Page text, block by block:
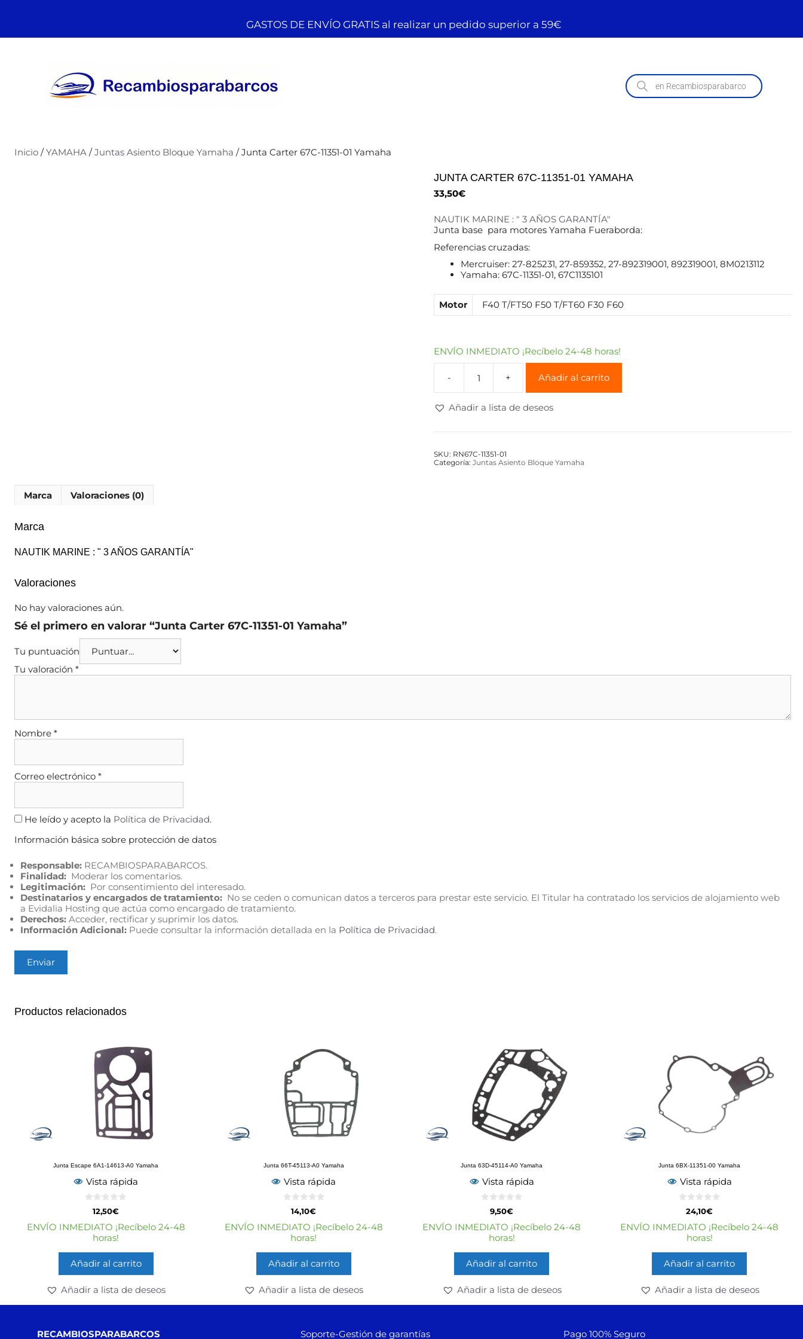
GASTOS DE ENVÍO GRATIS al realizar un pedido superior a 59€
Inicio /YAMAHA /Juntas Asiento Bloque Yamaha / Junta Carter 67C-11351-01 Yamaha
JUNTA CARTER 67C-11351-01 YAMAHA
33,50€
NAUTIK MARINE : " 3 AÑOS GARANTÍA"
Junta base para motores Yamaha Fueraborda:
Referencias cruzadas:
Mercruiser: 27-825231, 27-859352, 27-892319001, 892319001, 8M0213112
Yamaha: 67C-11351-01, 67C1135101
Motor F40 T/FT50 F50 T/FT60 F30 F60
ENVÍO INMEDIATO ¡Recíbelo 24-48 horas!
Añadir al carrito
Añadir a lista de deseos
SKU: RN67C-11351-01
Categoría: Juntas Asiento Bloque Yamaha
Marca Valoraciones (0)
Marca
NAUTIK MARINE : " 3 AÑOS GARANTÍA"
Valoraciones
No hay valoraciones aún.
Sé el primero en valorar “Junta Carter 67C-11351-01 Yamaha”
Tu puntuación
Tu valoración *
Nombre *
Correo electrónico *
He leído y acepto la Política de Privacidad.
Información básica sobre protección de datos
Responsable: RECAMBIOSPARABARCOS.
Finalidad: Moderar los comentarios.
Legitimación: Por consentimiento del interesado.
Destinatarios y encargados de tratamiento: No se ceden o comunican datos a terceros para prestar este servicio. El Titular ha contratado los servicios de alojamiento web
a Evidalia Hosting que actúa como encargado de tratamiento.
Derechos: Acceder, rectificar y suprimir los datos.
Información Adicional: Puede consultar la información detallada en la Política de Privacidad.
Productos relacionados
Junta Escape 6A1-14613-A0 Yamaha
Vista rápida
e
5
12,50€
ENVÍO INMEDIATO ¡Recíbelo 24-48
horas!
Añadir al carrito
Añadir a lista de deseos
Junta 66T-45113-A0 Yamaha
Vista rápida
e
5
14,10€
ENVÍO INMEDIATO ¡Recíbelo 24-48
horas!
Añadir al carrito
Añadir a lista de deseos
Junta 63D-45114-A0 Yamaha
Vista rápida
e
5
9,50€
ENVÍO INMEDIATO ¡Recíbelo 24-48
horas!
Añadir al carrito
Añadir a lista de deseos
Junta 6BX-11351-00 Yamaha
Vista rápida
e
5
24,10€
ENVÍO INMEDIATO ¡Recíbelo 24-48
horas!
Añadir al carrito
Añadir a lista de deseos
RECAMBIOSPARABARCOS Soporte-Gestión de garantías Pago 100% Seguro